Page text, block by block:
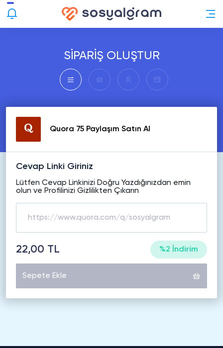
SİPARİŞ OLUŞTUR
Quora 75 Paylaşım Satın Al
Cevap Linki Giriniz
Lütfen Cevap Linkinizi Doğru Yazdığınızdan emin
olun ve Profilinizi Gizlilikten Çıkarın
22,00 TL %2 İndirim
Sepete Ekle